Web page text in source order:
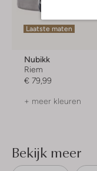
Laatste maten
Nubikk
Riem
€ 79,99
+ meer kleuren
Bekijk meer